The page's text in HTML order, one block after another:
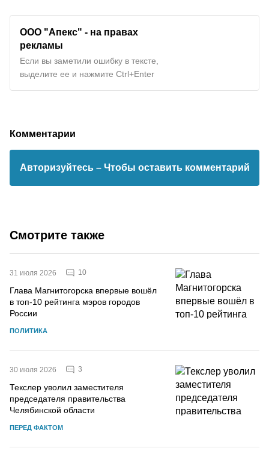
ООО "Апекс" - на правах
рекламы
Если вы заметили ошибку в тексте,
выделите ее и нажмите Ctrl+Enter
Комментарии
Авторизуйтесь – Чтобы оставить комментарий
Смотрите также
31 июля 2026 10
Глава Магнитогорска впервые вошёл
в топ-10 рейтинга мэров городов
России
ПОЛИТИКА
30 июля 2026 3
Текслер уволил заместителя
председателя правительства
Челябинской области
ПЕРЕД ФАКТОМ